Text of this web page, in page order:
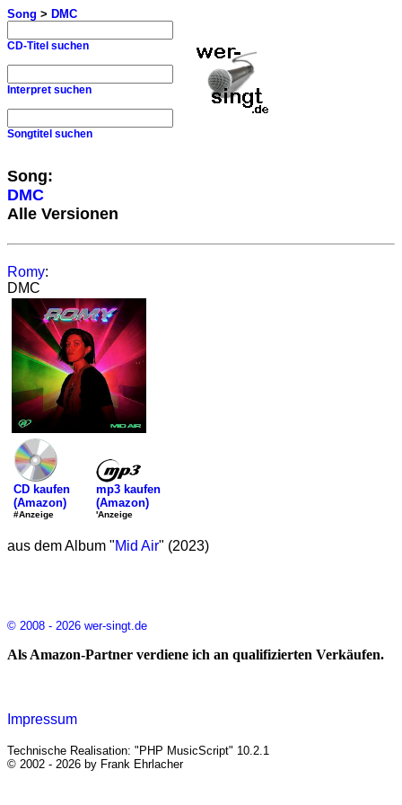
Song > DMC
CD-Titel suchen
Interpret suchen
Songtitel suchen
Song:
DMC
Alle Versionen
Romy:
DMC
CD kaufen
(Amazon)
#Anzeige
mp3 kaufen
(Amazon)
'Anzeige
aus dem Album "Mid Air" (2023)
© 2008 - 2026 wer-singt.de
Als Amazon-Partner verdiene ich an qualifizierten Verkäufen.
Impressum
Technische Realisation: "PHP MusicScript" 10.2.1
© 2002 - 2026 by Frank Ehrlacher